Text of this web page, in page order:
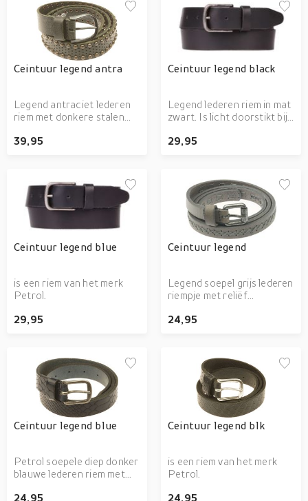
winkel, wij helpen jou graag
bij het vinden van het juiste
product.
Ceintuur legend antra
Legend antraciet lederen
riem met donkere stalen
leder met donkere stalen
diverse lengtes. Twijfel je
over de maat, of heb je
andere vragen, bel of mail
onze winkel. Wij helpen jou
graag bij het vinden van het
juiste product.
39,95
Ceintuur legend black
Legend lederen riem in mat
zwart. Is licht doorstikt bij
stalen gesp. Breed 4 cm en
de maat of heb je andere
vragen: bel of mail onze
winkel, wij helpen jou graag
bij het vinden van het juiste
product.
29,95
Ceintuur legend blue
is een riem van het merk
Petrol.
29,95
Ceintuur legend
Legend soepel grijs lederen
riempje met reliëf
patroontje. Kleine stalen
verkrijgbaar.
24,95
Ceintuur legend blue
Petrol soepele diep donker
blauwe lederen riem met
Heeft een donker stalen
24,95
Ceintuur legend blk
is een riem van het merk
Petrol.
24,95